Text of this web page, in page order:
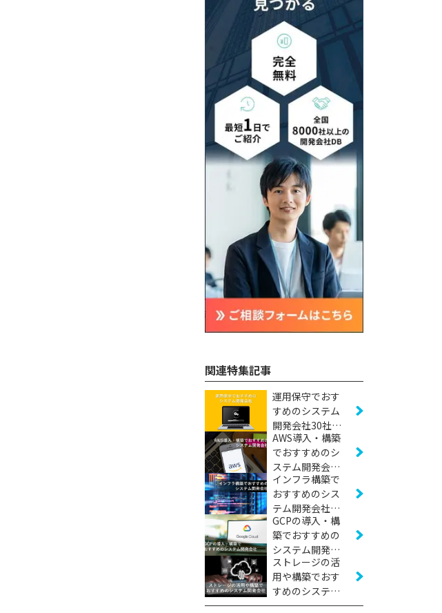
関連特集記事
運用保守でおす
すめのシステム
開発会社30社
【2026年版】
AWS導入・構築
でおすすめのシ
ステム開発会社
23社【2026年
版】
インフラ構築で
おすすめのシス
テム開発会社20
社【2026年版】
GCPの導入・構
築でおすすめの
システム開発会
社17社【2026年
版】
ストレージの活
用や構築でおす
すめのシステム
開発会社5社